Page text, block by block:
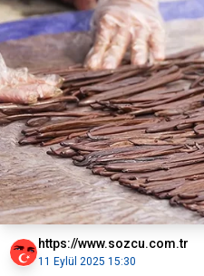
https://www.sozcu.com.tr
11 Eylül 2025 15:30